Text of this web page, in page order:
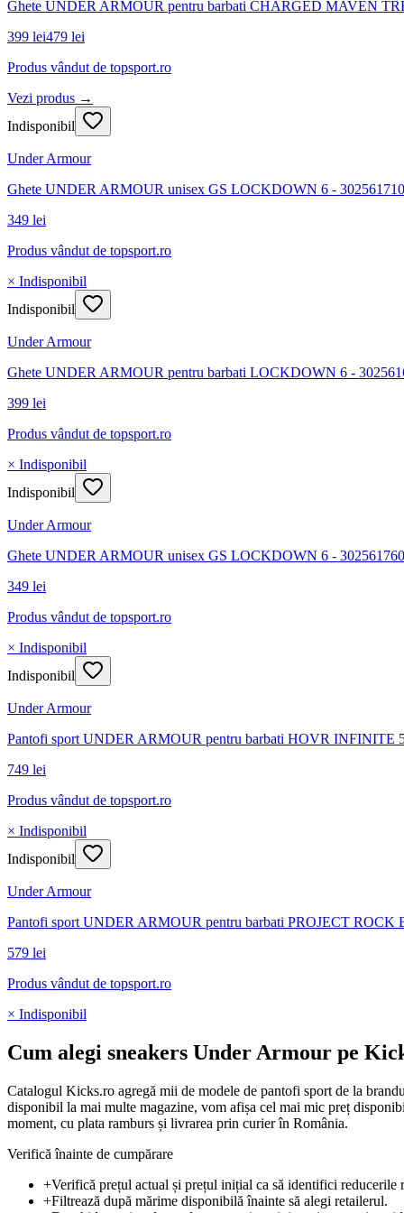
Ghete UNDER ARMOUR pentru barbati CHARGED MAVEN
399 lei479 lei
Produs vândut de topsport.ro
Vezi produs →
Indisponibil
Under Armour
Ghete UNDER ARMOUR unisex GS LOCKDOWN 6 -
349 lei
Produs vândut de topsport.ro
× Indisponibil
Indisponibil
Under Armour
Ghete UNDER ARMOUR pentru barbati LOCKDOWN 6 -
399 lei
Produs vândut de topsport.ro
× Indisponibil
Indisponibil
Under Armour
Ghete UNDER ARMOUR unisex GS LOCKDOWN 6 -
349 lei
Produs vândut de topsport.ro
× Indisponibil
Indisponibil
Under Armour
Pantofi sport UNDER ARMOUR pentru barbati HOVR INFINITE
749 lei
Produs vândut de topsport.ro
× Indisponibil
Indisponibil
Under Armour
Pantofi sport UNDER ARMOUR pentru barbati PROJECT ROCK
579 lei
Produs vândut de topsport.ro
× Indisponibil
Cum alegi sneakers Under Armour pe
Catalogul Kicks.ro agregă mii de modele de pantofi sport de la
disponibil la mai multe magazine, vom afișa cel mai mic preț
moment, cu plata ramburs și livrarea prin curier în România.
Verifică înainte de cumpărare
+Verifică prețul actual și prețul inițial ca să identifici reducerile
+Filtrează după mărime disponibilă înainte să alegi retailerul.